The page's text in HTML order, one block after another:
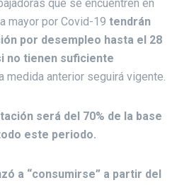
que se encuentren en
mayor por Covid-19 tendrán
por desempleo hasta el 28
no tienen suficiente
medida anterior seguirá vigente.
será del 70% de la base
este periodo.
a “consumirse” a partir del